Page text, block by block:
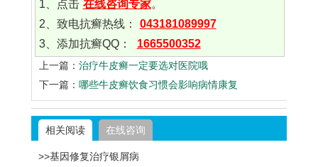
1、点击 在线咨询专家。
2、致电抗癣热线：
043181089997
3、添加抗癣QQ：
1665500352
上一篇： 治疗牛皮癣一定要选对医院哦
下一篇： 哪些牛皮癣饮食习惯会影响病情康复
相关阅读 在线咨询
>>基因修复治疗银屑病